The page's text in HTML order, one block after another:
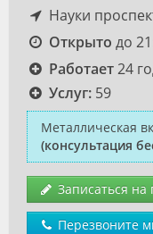
Науки
Открыто до
Работает24
Услуг:59
Металлическая
(консультация
Записаться на
Перезвоните